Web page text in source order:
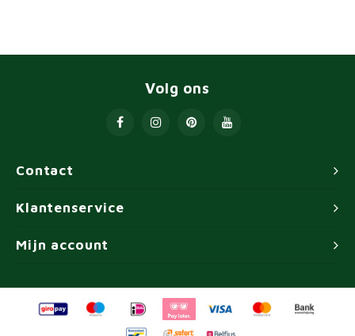
Contact
Volg ons
Klantenservice
Mijn account